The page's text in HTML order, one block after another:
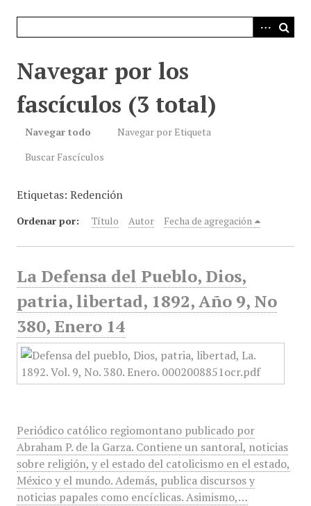
Navegar por los
fascículos (3 total)
Navegar todo
Navegar por Etiqueta
Buscar Fascículos
Etiquetas: Redención
Ordenar por: Título Autor Fecha de agregación
La Defensa del Pueblo, Dios,
patria, libertad, 1892, Año 9, No
380, Enero 14
Periódico católico regiomontano publicado por
Abraham P. de la Garza. Contiene un santoral, noticias
sobre religión, y el estado del catolicismo en el estado,
México y el mundo. Además, publica discursos y
noticias papales como encíclicas. Asimismo,…